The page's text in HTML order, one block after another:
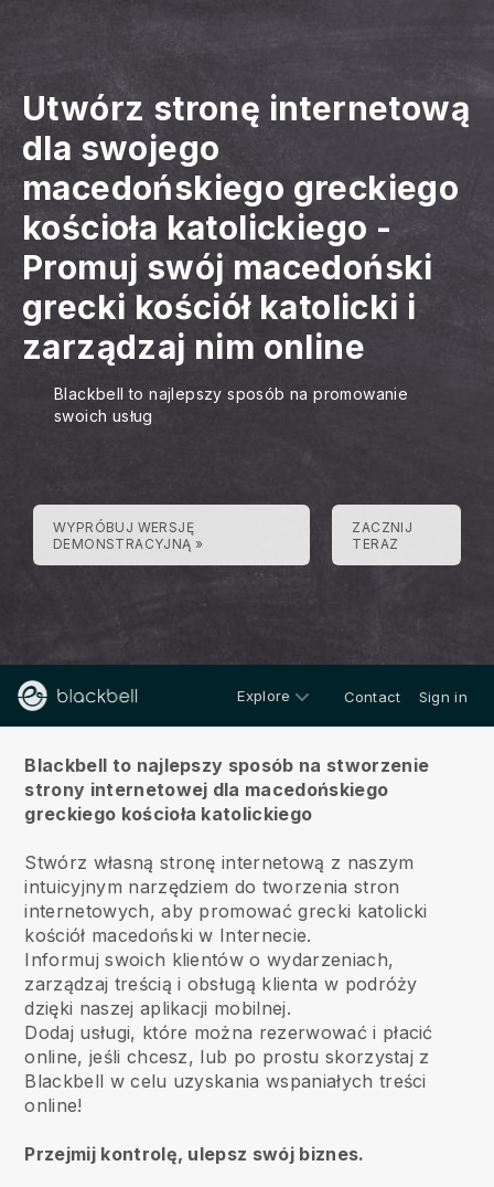
Utwórz stronę internetową
dla swojego
macedońskiego greckiego
kościoła katolickiego -
Promuj swój macedoński
grecki kościół katolicki i
zarządzaj nim online
Blackbell to najlepszy sposób na promowanie
swoich usług
WYPRÓBUJ WERSJĘ
DEMONSTRACYJNĄ »
ZACZNIJ
TERAZ
Explore Contact Sign in
Blackbell to najlepszy sposób na stworzenie
strony internetowej dla macedońskiego
greckiego kościoła katolickiego
Stwórz własną stronę internetową z naszym
intuicyjnym narzędziem do tworzenia stron
internetowych, aby promować grecki katolicki
kościół macedoński w Internecie.
Informuj swoich klientów o wydarzeniach,
zarządzaj treścią i obsługą klienta w podróży
dzięki naszej aplikacji mobilnej.
Dodaj usługi, które można rezerwować i płacić
online, jeśli chcesz, lub po prostu skorzystaj z
Blackbell w celu uzyskania wspaniałych treści
online!
Przejmij kontrolę, ulepsz swój biznes.